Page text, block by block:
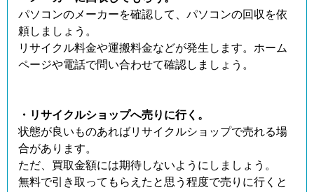
パソコンのメーカーを確認して、パソコンの回収を依
頼しましょう。
リサイクル料金や運搬料金などが発生します。ホーム
ページや電話で問い合わせて確認しましょう。
・リサイクルショップへ売りに行く。
状態が良いものあればリサイクルショップで売れる場
合があります。
ただ、買取金額には期待しないようにしましょう。
無料で引き取ってもらえたと思う程度で売りに行くと